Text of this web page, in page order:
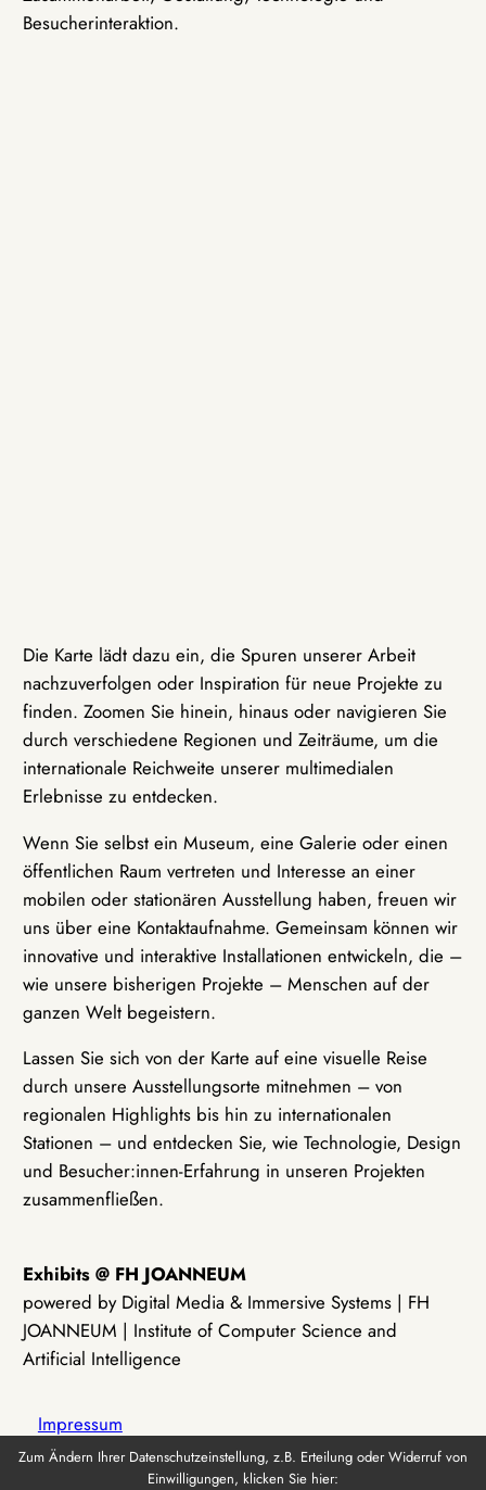
Besucherinteraktion.
Die Karte lädt dazu ein, die Spuren unserer Arbeit
nachzuverfolgen oder Inspiration für neue Projekte zu
finden. Zoomen Sie hinein, hinaus oder navigieren Sie
durch verschiedene Regionen und Zeiträume, um die
internationale Reichweite unserer multimedialen
Erlebnisse zu entdecken.
Wenn Sie selbst ein Museum, eine Galerie oder einen
öffentlichen Raum vertreten und Interesse an einer
mobilen oder stationären Ausstellung haben, freuen wir
uns über eine Kontaktaufnahme. Gemeinsam können wir
innovative und interaktive Installationen entwickeln, die –
wie unsere bisherigen Projekte – Menschen auf der
ganzen Welt begeistern.
Lassen Sie sich von der Karte auf eine visuelle Reise
durch unsere Ausstellungsorte mitnehmen – von
regionalen Highlights bis hin zu internationalen
Stationen – und entdecken Sie, wie Technologie, Design
und Besucher:innen-Erfahrung in unseren Projekten
zusammenfließen.
Exhibits @ FH JOANNEUM
powered by Digital Media & Immersive Systems | FH
JOANNEUM | Institute of Computer Science and
Artificial Intelligence
Impressum
Zum Ändern Ihrer Datenschutzeinstellung, z.B. Erteilung oder Widerruf von
Einwilligungen, klicken Sie hier: